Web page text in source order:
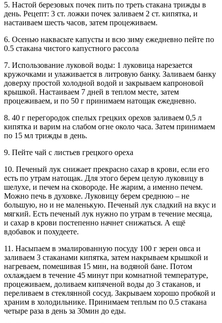
5. Настой березовых почек пить по треть стакана трижды в
день. Рецепт: 3 ст. ложки почек заливаем 2 ст. кипятка, и
настаиваем шесть часов, затем процеживаем.
6. Осенью наквасьте капусты и всю зиму ежедневно пейте по
0.5 стакана чистого капустного рассола
7. Использование луковой воды: 1 луковица нарезается
кружочками и улаживается в литровую банку. Заливаем банку
доверху простой холодной водой и закрываем капроновой
крышкой. Настаиваем 7 дней в теплом месте, затем
процеживаем, и по 50 г принимаем натощак ежедневно.
8. 40 г перегородок спелых грецких орехов заливаем 0,5 л
кипятка и варим на слабом огне около часа. Затем принимаем
по 15 мл трижды в день.
9. Пейте чай с листьев грецкого ореха
10. Печеный лук снижает прекрасно сахар в крови, если его
есть по утрам натощак. Для этого берем целую луковицу в
шелухе, и печем на сковороде. Не жарим, а именно печем.
Можно печь в духовке. Луковицу берем среднюю – не
большую, но и не маленькую. Печеный лук сладкий на вкус и
мягкий. Есть печеный лук нужно по утрам в течение месяца,
и сахар в крови постепенно начнет снижаться. А ещё
вдобавок и похудеете.
11. Насыпаем в эмалированную посуду 100 г зерен овса и
заливаем 3 стаканами кипятка, затем накрываем крышкой и
нагреваем, помешивая 15 мин, на водяной бане. Потом
охлаждаем в течение 45 минут при комнатной температуре,
процеживаем, доливаем кипяченой воды до 3 стаканов, и
переливаем в стеклянной сосуд. Закрываем хорошо пробкой и
храним в холодильнике. Принимаем теплым по 0.5 стакана
четыре раза в день за 30мин до еды.